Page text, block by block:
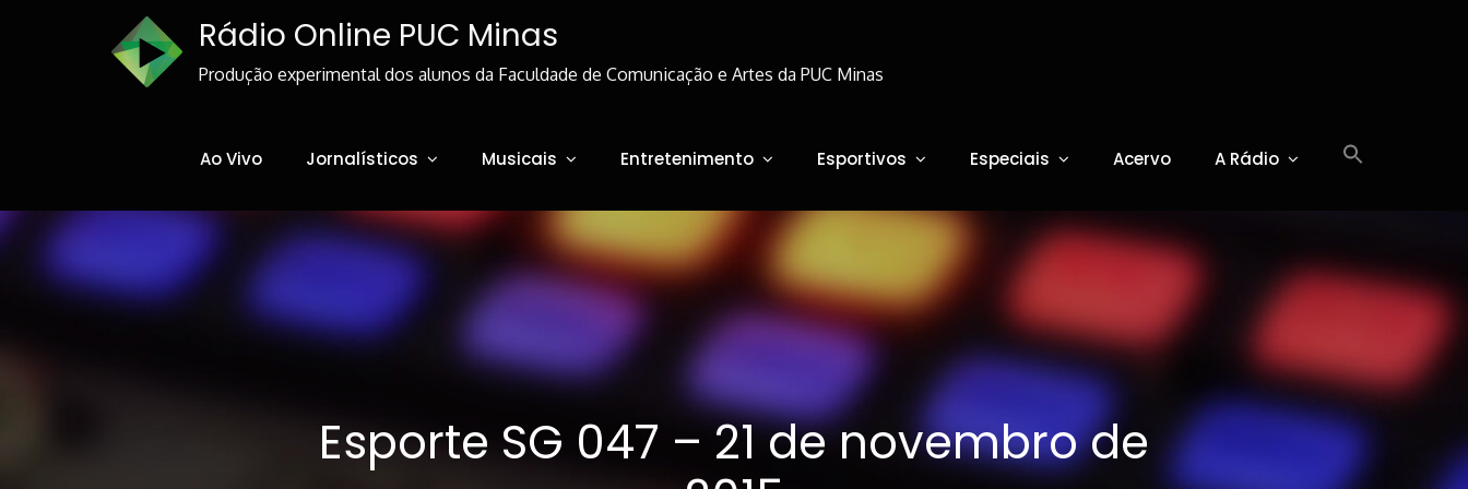
Rádio Online PUC Minas
Produção experimental dos alunos da Faculdade de Comunicação e Artes da PUC Minas
Ao Vivo Jornalísticos Musicais Entretenimento Esportivos Especiais Acervo A Rádio
Esporte SG 047 – 21 de novembro de